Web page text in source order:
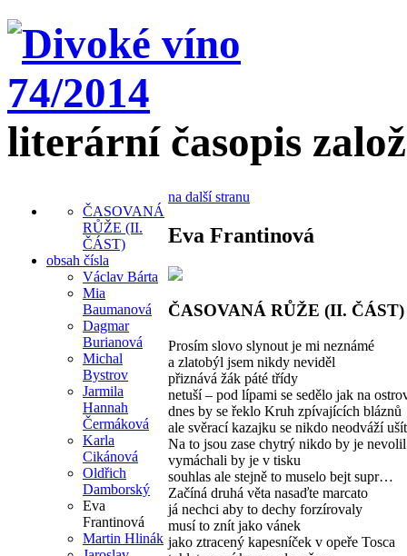
literární časopis
ČASOVANÁ
RŮŽE (II.
ČÁST)
obsah čísla
Václav Bárta
Mia
Baumanová
Dagmar
Burianová
Michal
Bystrov
Jarmila
Hannah
Čermáková
Karla
Cikánová
Oldřich
Damborský
Eva
Frantinová
Martin Hlinák
na další stranu
Eva Frantinová
ČASOVANÁ RŮŽE (II. ČÁST)
Prosím slovo slynout je mi neznámé
a zlatobýl jsem nikdy neviděl
přiznává žák páté třídy
netuší – pod lípami se sedělo jak na
dnes by se řeklo Kruh zpívajících bláznů
ale svěrací kazajku se nikdo neodváží ušít
Na to jsou zase chytrý nikdo by je nevolil
vymáchali by je v tisku
souhlas ale stejně to muselo bejt supr…
Začíná druhá věta nasaďte marcato
já nechci aby to dechy forzírovaly
musí to znít jako vánek
jako ztracený kapesníček v opeře Tosca